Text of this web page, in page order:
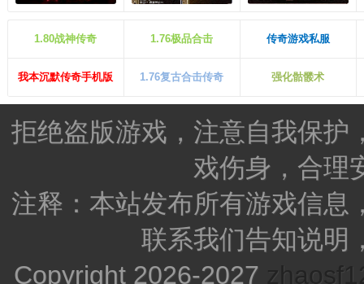
1.80战神传奇 1.76极品合击 传奇游戏私服
我本沉默传奇手机版 1.76复古合击传奇 强化骷髅术
拒绝盗版游戏，注意自我保护
戏伤身，合理
注释：本站发布所有游戏信息
联系我们告知说明
Copyright 2026-2027